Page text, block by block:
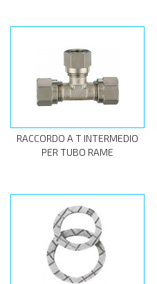
RACCORDO A T INTERMEDIO
PER TUBO RAME